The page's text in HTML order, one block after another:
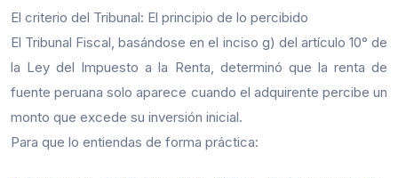
El criterio del Tribunal: El principio de lo percibido
El Tribunal Fiscal, basándose en el inciso g) del artículo 10° de
la Ley del Impuesto a la Renta, determinó que la renta de
fuente peruana solo aparece cuando el adquirente percibe un
monto que excede su inversión inicial.
Para que lo entiendas de forma práctica: